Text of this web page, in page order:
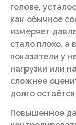
голове,
как обычное
измеряет
стало плохо, а
показатели у
нагрузки или
сложнее
долго
Повышенное